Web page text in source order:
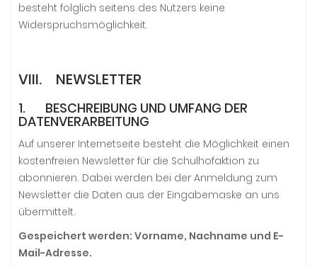
besteht folglich seitens des Nutzers keine
Widerspruchsmöglichkeit.
VIII. NEWSLETTER
1. BESCHREIBUNG UND UMFANG DER
DATENVERARBEITUNG
Auf unserer Internetseite besteht die Möglichkeit einen
kostenfreien Newsletter für die Schulhofaktion zu
abonnieren. Dabei werden bei der Anmeldung zum
Newsletter die Daten aus der Eingabemaske an uns
übermittelt.
Gespeichert werden: Vorname, Nachname und E-
Mail-Adresse.